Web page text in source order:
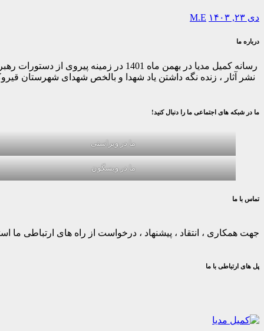
دی ۲۳, ۱۴۰۳ M.E
درباره ما
رسانه کمیل مدیا در بهمن ماه 1401
نشر آثار ، زنده نگه داشتن یاد شهدا و بالخص شهدای شهرستان
ما در شبکه های اجتماعی ما را دنبال کنید!
ما در ویراستی
ما در ویسگون
تماس با ما
جهت همکاری ، انتقاد ، پیشنهاد ، درخواست از راه های ارتباطی ما
پل های ارتباطی با ما